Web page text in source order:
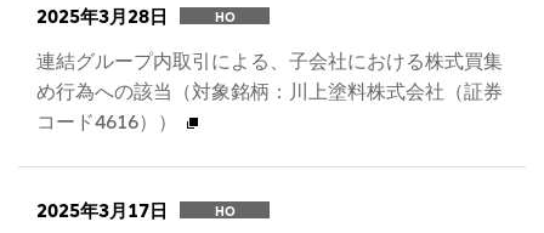
2025年3月28日 HO
連結グループ内取引による、子会社における株式買集
め行為への該当（対象銘柄：川上塗料株式会社（証券
コード4616））
2025年3月17日 HO